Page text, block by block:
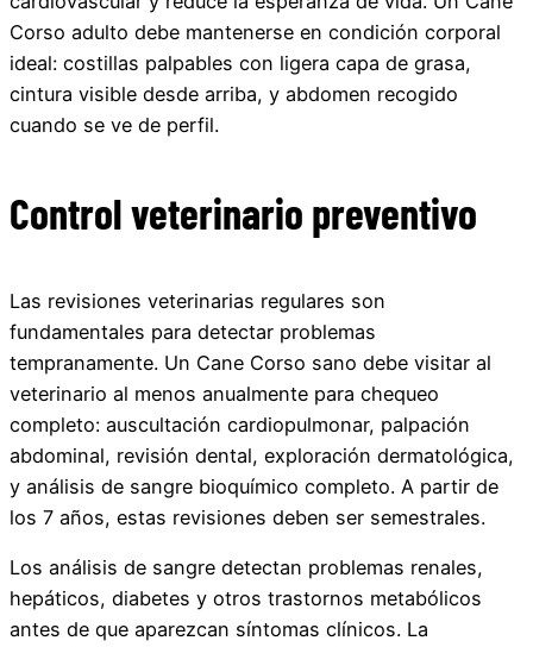
Corso adulto debe mantenerse en condición corporal
ideal: costillas palpables con ligera capa de grasa,
cintura visible desde arriba, y abdomen recogido
cuando se ve de perfil.
Control veterinario preventivo
Las revisiones veterinarias regulares son
fundamentales para detectar problemas
tempranamente. Un Cane Corso sano debe visitar al
veterinario al menos anualmente para chequeo
completo: auscultación cardiopulmonar, palpación
abdominal, revisión dental, exploración dermatológica,
y análisis de sangre bioquímico completo. A partir de
los 7 años, estas revisiones deben ser semestrales.
Los análisis de sangre detectan problemas renales,
hepáticos, diabetes y otros trastornos metabólicos
antes de que aparezcan síntomas clínicos. La